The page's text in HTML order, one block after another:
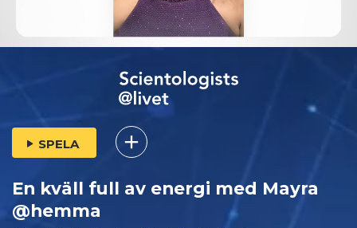
SPELA
En kväll full av energi med Mayra
@hemma